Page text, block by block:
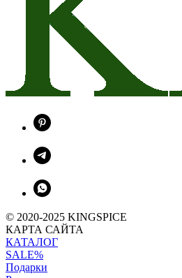
© 2020-2025 KINGSPICE
КАРТА САЙТА
КАТАЛОГ
SALE%
Подарки